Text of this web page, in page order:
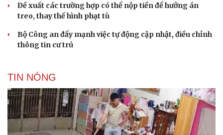
Đề xuất các trường hợp có thể nộp tiền để hưởng án
treo, thay thế hình phạt tù
Bộ Công an đẩy mạnh việc tự động cập nhật, điều chỉnh
thông tin cư trú
TIN NÓNG